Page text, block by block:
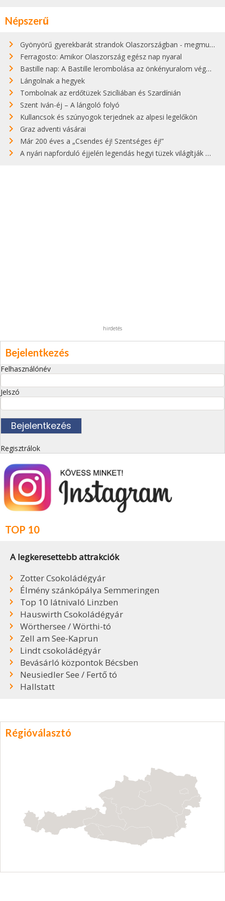
Népszerű
Gyönyörű gyerekbarát strandok Olaszországban - megmutatjuk a 15 legjobbat
Ferragosto: Amikor Olaszország egész nap nyaral
Bastille nap: A Bastille lerombolása az önkényuralom végét jelentette
Lángolnak a hegyek
Tombolnak az erdőtüzek Szicíliában és Szardínián
Szent Iván-éj – A lángoló folyó
Kullancsok és szúnyogok terjednek az alpesi legelőkön
Graz adventi vásárai
Már 200 éves a „Csendes éj! Szentséges éj!”
A nyári napforduló éjjelén legendás hegyi tüzek világítják meg Zugspitzét
hirdetés
Bejelentkezés
Felhasználónév
Jelszó
Regisztrálok
TOP 10
A legkeresettebb attrakciók
Zotter Csokoládégyár
Élmény szánkópálya Semmeringen
Top 10 látnivaló Linzben
Hauswirth Csokoládégyár
Wörthersee / Wörthi-tó
Zell am See-Kaprun
Lindt csokoládégyár
Bevásárló központok Bécsben
Neusiedler See / Fertő tó
Hallstatt
Régióválasztó